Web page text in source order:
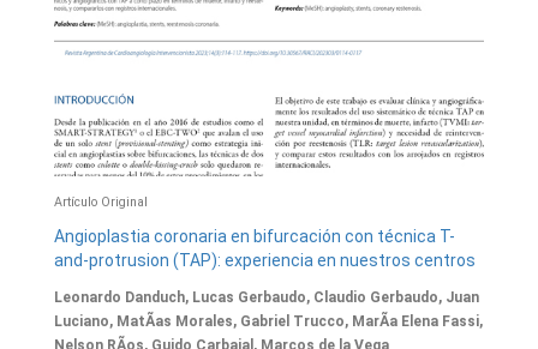
Artí­culo Original
Angioplastia coronaria en bifurcación con técnica T-
and-protrusion (TAP): experiencia en nuestros centros
Leonardo Danduch, Lucas Gerbaudo, Claudio Gerbaudo, Juan
Luciano, MatÃ­as Morales, Gabriel Trucco, MarÃ­a Elena Fassi,
Nelson RÃ­os, Guido Carbajal, Marcos de la Vega